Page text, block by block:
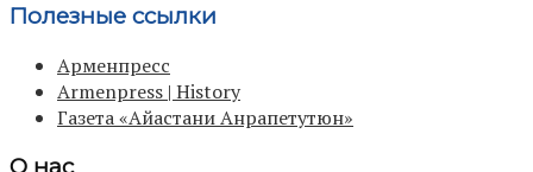
Полезные ссылки
Арменпресс
Armenpress | History
Газета «Айастани Анрапетутюн»
О нас